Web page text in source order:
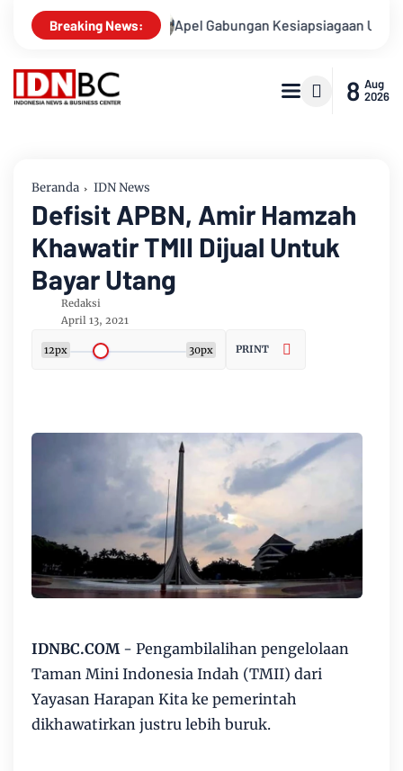
Breaking News:
Apel Gabungan Kesiapsiagaan Untuk
8 Aug
2026
Beranda IDN News
Defisit APBN, Amir Hamzah
Khawatir TMII Dijual Untuk
Bayar Utang
Redaksi
April 13, 2021
12px 30px PRINT
IDNBC.COM- Pengambilalihan pengelolaan
Taman Mini Indonesia Indah (TMII) dari
Yayasan Harapan Kita ke pemerintah
dikhawatirkan justru lebih buruk.